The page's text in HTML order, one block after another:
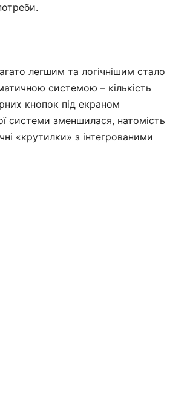
легшим та логічнішим стало
системою – кількість
кнопок під екраном
системи зменшилася, натомість
«крутилки» з інтегрованими